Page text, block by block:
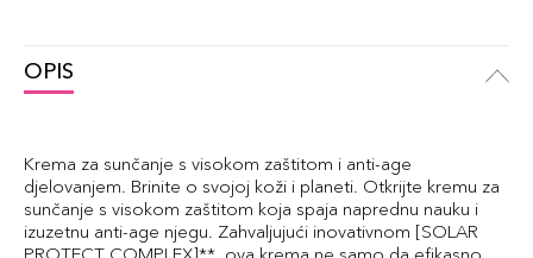
OPIS
Krema za sunčanje s visokom zaštitom i anti-age
djelovanjem. Brinite o svojoj koži i planeti. Otkrijte kremu za
sunčanje s visokom zaštitom koja spaja naprednu nauku i
izuzetnu anti-age njegu. Zahvaljujući inovativnom [SOLAR